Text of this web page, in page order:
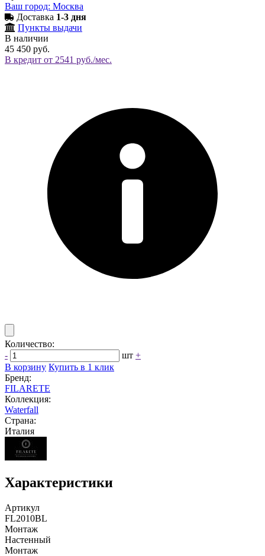
Ваш город: Москва
Доставка 1-3 дня
Пункты выдачи
В наличии
45 450 руб.
В кредит от 2541 руб./мес.
Количество:
-
шт +
В корзину Купить в 1 клик
Бренд:
FILARETE
Коллекция:
Waterfall
Страна:
Италия
Характеристики
Артикул
FL2010BL
Монтаж
Настенный
Монтаж